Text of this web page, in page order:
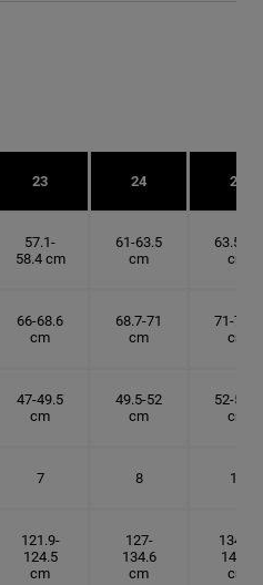
23 24 25
57.1-
58.4 cm
61-63.5
cm
63.5-66
cm
66-68.6
cm
68.7-71
cm
71-73.6
cm
47-49.5
cm
49.5-52
cm
52-54.6
cm
7 8 10
121.9-
124.5
cm
127-
134.6
cm
134.6-
142.2
cm